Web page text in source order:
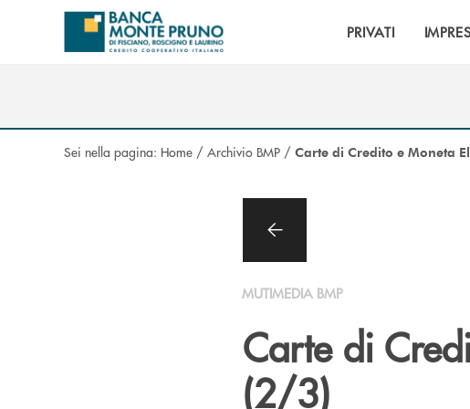
Salta al contenuto principale
PRIVATI
Sei nella pagina: Home / Archivio BMP / Carte di Credito e Moneta
MUTIMEDIA BMP
Carte di
(2/3)